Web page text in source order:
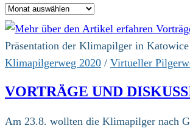
Archiv
Präsentation der Klimapilger in Katowice
Klimapilgerweg 2020 / Virtueller
VORTRÄGE UND
Am 23.8. wollten die Klimapilger nach